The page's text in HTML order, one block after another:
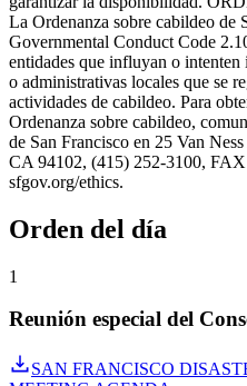
La Ordenanza sobre cabildeo de
Governmental Conduct Code
entidades que influyan o
o administrativas locales que se
actividades de cabildeo. Para
Ordenanza sobre cabildeo,
de San Francisco en 25 Van
CA 94102, (415) 252-3100,
sfgov.org/ethics.
Orden del día
1
Reunión especial del
SAN FRANCISCO